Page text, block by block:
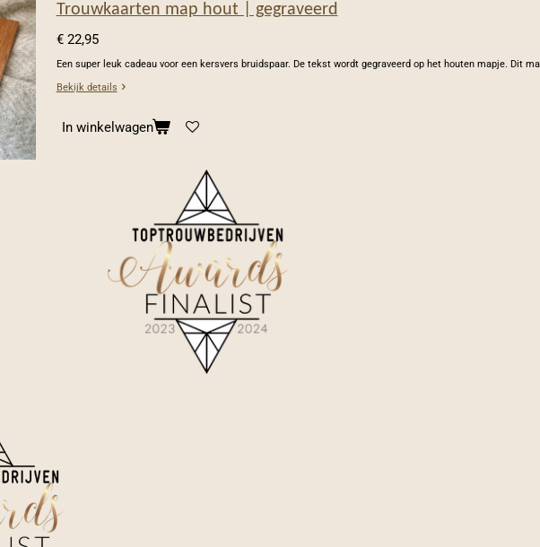
Trouwkaarten map hout | gegraveerd
€ 22,95
Een super leuk cadeau voor een kersvers bruidspaar. De tekst wordt gegraveerd op het houten mapje. Dit
Bekijk details
In winkelwagen